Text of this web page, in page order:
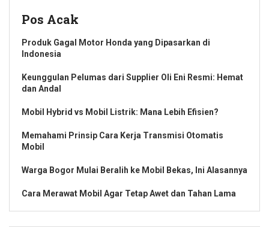
Pos Acak
Produk Gagal Motor Honda yang Dipasarkan di
Indonesia
Keunggulan Pelumas dari Supplier Oli Eni Resmi: Hemat
dan Andal
Mobil Hybrid vs Mobil Listrik: Mana Lebih Efisien?
Memahami Prinsip Cara Kerja Transmisi Otomatis
Mobil
Warga Bogor Mulai Beralih ke Mobil Bekas, Ini Alasannya
Cara Merawat Mobil Agar Tetap Awet dan Tahan Lama